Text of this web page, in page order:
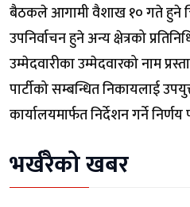
बैठकले आगामी वैशाख १० गते हुने
उपनिर्वाचन हुने अन्य क्षेत्रको
उम्मेदवारीका उम्मेदवारको नाम
पार्टीको सम्बन्धित निकायलाई
कार्यालयमार्फत निर्देशन गर्ने
भर्खरैको खबर